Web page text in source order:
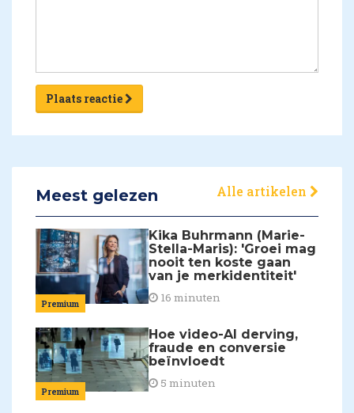
Plaats reactie
Meest gelezen Alle artikelen
Premium
Kika Buhrmann (Marie-
Stella-Maris): 'Groei mag
nooit ten koste gaan
van je merkidentiteit'
16 minuten
Premium
Hoe video-AI derving,
fraude en conversie
beïnvloedt
5 minuten